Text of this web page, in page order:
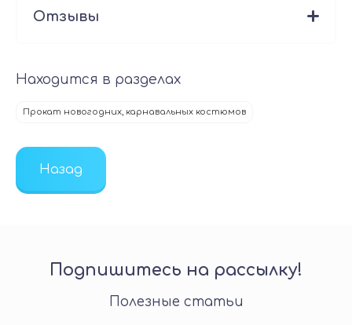
Отзывы
Находится в разделах
Прокат новогодних, карнавальных костюмов
Назад
Подпишитесь на рассылку!
Полезные статьи